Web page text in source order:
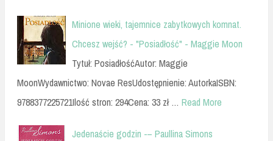
Minione wieki, tajemnice zabytkowych komnat.
Chcesz wejść? - "Posiadłość" - Maggie Moon
Tytuł: PosiadłośćAutor: Maggie
MoonWydawnictwo: Novae ResUdostępnienie: AutorkaISBN:
9788377225721Ilość stron: 294Cena: 33 zł … Read More
Jedenaście godzin -– Paullina Simons